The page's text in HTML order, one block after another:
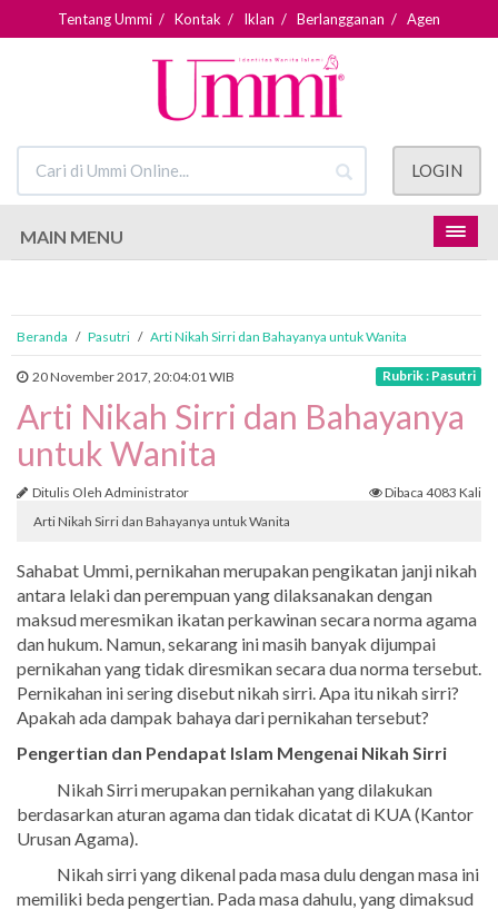
Tentang Ummi / Kontak / Iklan / Berlangganan / Agen
LOGIN
MAIN MENU
Beranda / Pasutri / Arti Nikah Sirri dan Bahayanya untuk Wanita
20 November 2017, 20:04:01 WIB Rubrik : Pasutri
Arti Nikah Sirri dan Bahayanya
untuk Wanita
Ditulis Oleh Administrator
Dibaca 4083 Kali
Arti Nikah Sirri dan Bahayanya untuk Wanita
Sahabat Ummi, pernikahan merupakan pengikatan janji nikah
antara lelaki dan perempuan yang dilaksanakan dengan
maksud meresmikan ikatan perkawinan secara norma agama
dan hukum. Namun, sekarang ini masih banyak dijumpai
pernikahan yang tidak diresmikan secara dua norma tersebut.
Pernikahan ini sering disebut nikah sirri. Apa itu nikah sirri?
Apakah ada dampak bahaya dari pernikahan tersebut?
Pengertian dan Pendapat Islam Mengenai Nikah Sirri
Nikah Sirri merupakan pernikahan yang dilakukan
berdasarkan aturan agama dan tidak dicatat di KUA (Kantor
Urusan Agama).
Nikah sirri yang dikenal pada masa dulu dengan masa ini
memiliki beda pengertian. Pada masa dahulu, yang dimaksud